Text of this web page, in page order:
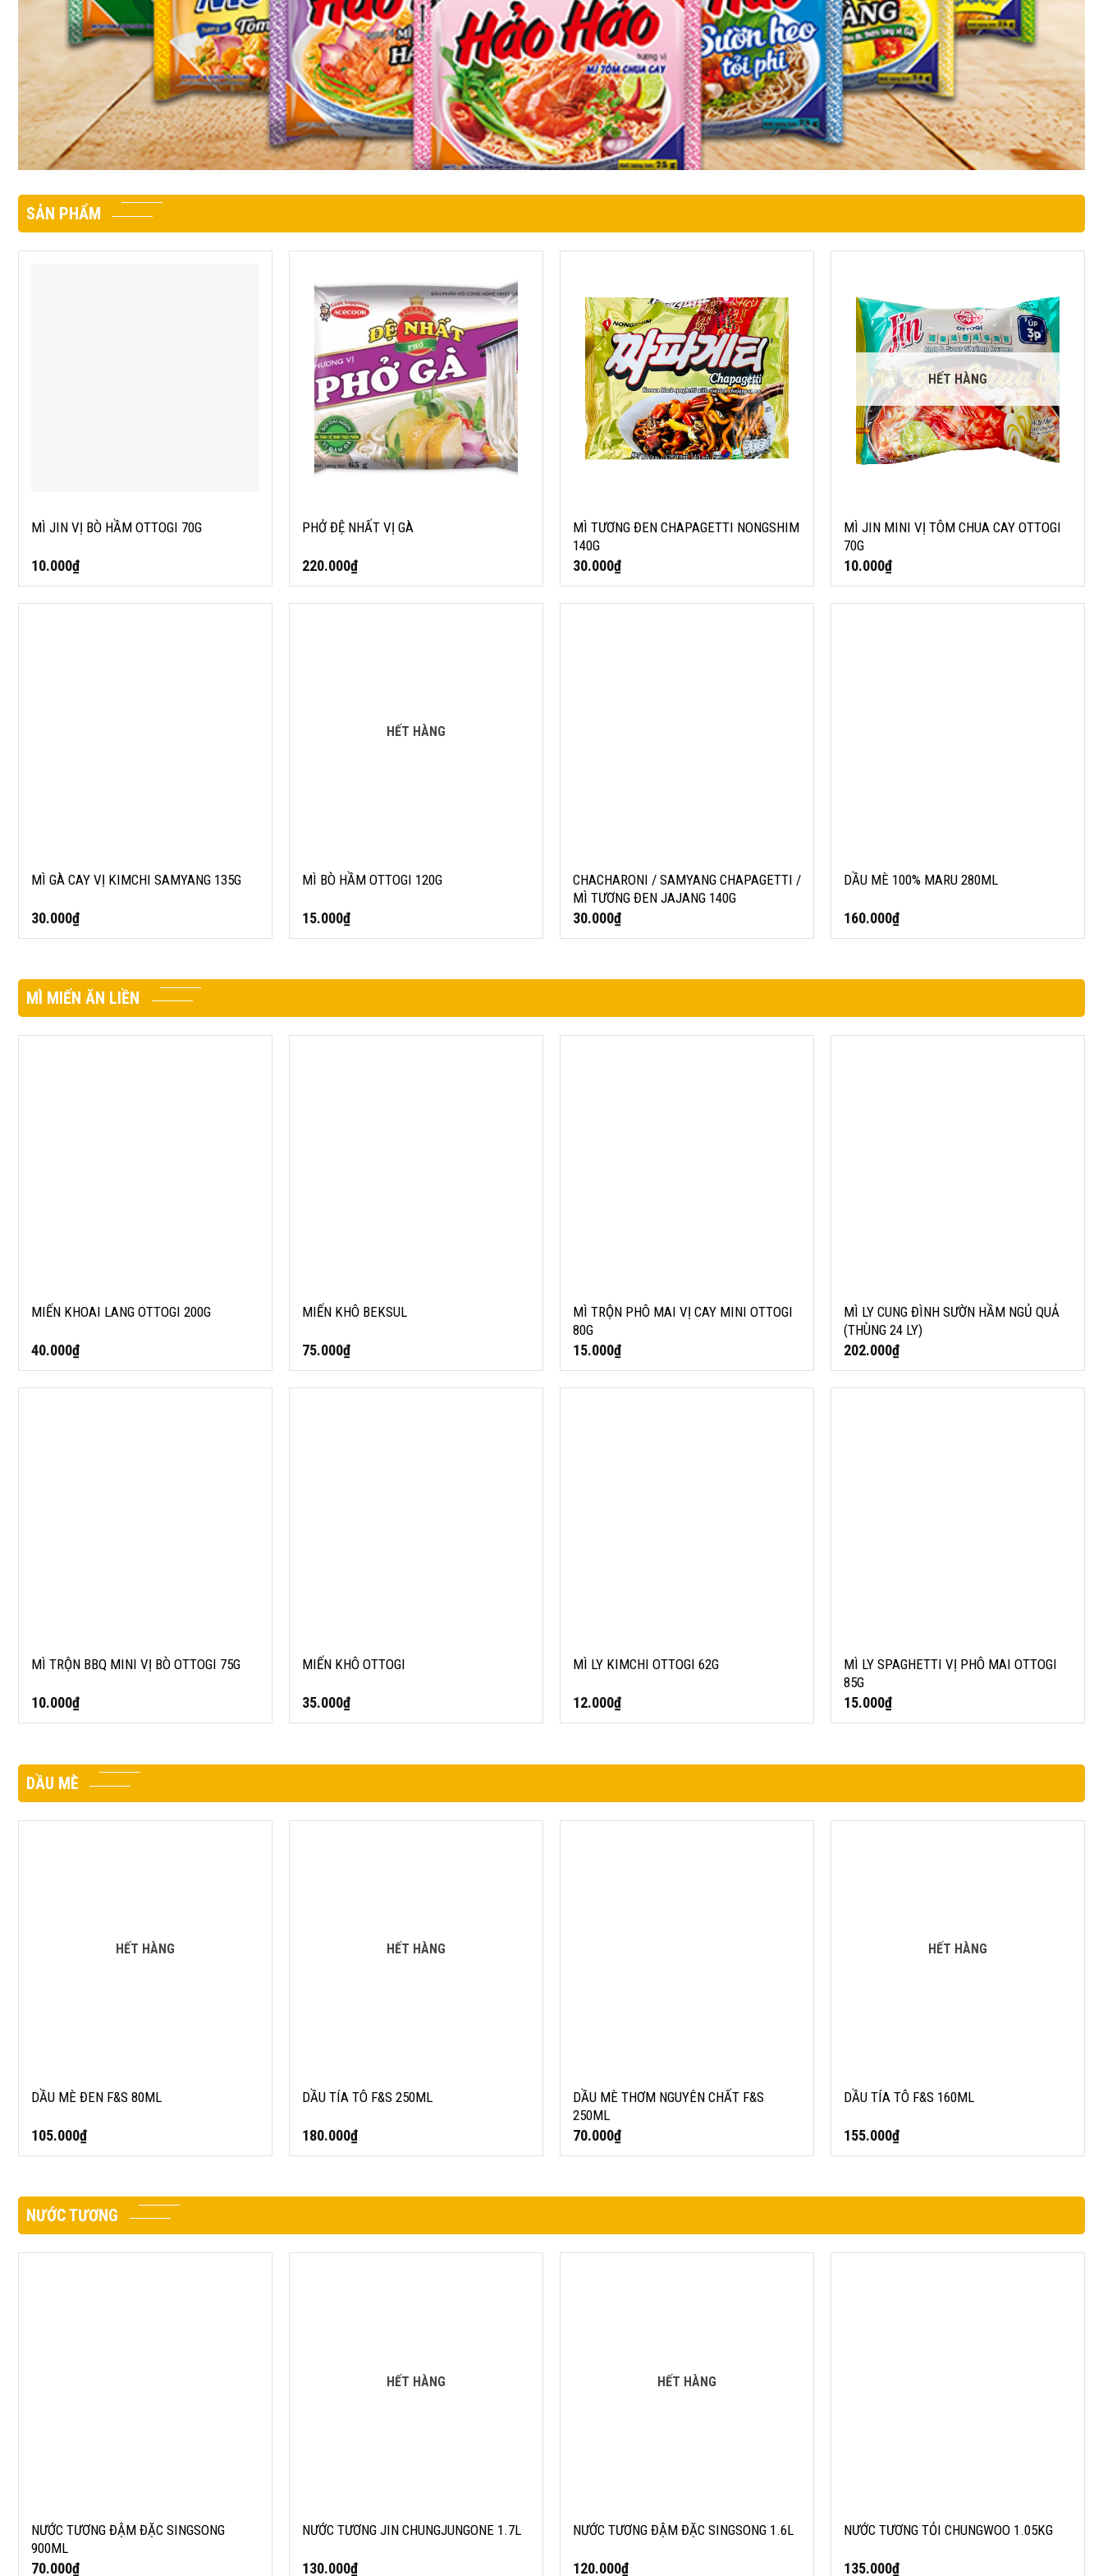
SẢN PHẨM
MÌ JIN VỊ BÒ HẦM OTTOGI 70G
10.000₫
PHỞ ĐỆ NHẤT VỊ GÀ
220.000₫
MÌ TƯƠNG ĐEN CHAPAGETTI NONGSHIM
140G
30.000₫
HẾT HÀNG
MÌ JIN MINI VỊ TÔM CHUA CAY OTTOGI
70G
10.000₫
MÌ GÀ CAY VỊ KIMCHI SAMYANG 135G
30.000₫
HẾT HÀNG
MÌ BÒ HẦM OTTOGI 120G
15.000₫
CHACHARONI / SAMYANG CHAPAGETTI /
MÌ TƯƠNG ĐEN JAJANG 140G
30.000₫
DẦU MÈ 100% MARU 280ML
160.000₫
MÌ MIẾN ĂN LIỀN
MIẾN KHOAI LANG OTTOGI 200G
40.000₫
MIẾN KHÔ BEKSUL
75.000₫
MÌ TRỘN PHÔ MAI VỊ CAY MINI OTTOGI
80G
15.000₫
MÌ LY CUNG ĐÌNH SƯỜN HẦM NGỦ QUẢ
(THÙNG 24 LY)
202.000₫
MÌ TRỘN BBQ MINI VỊ BÒ OTTOGI 75G
10.000₫
MIẾN KHÔ OTTOGI
35.000₫
MÌ LY KIMCHI OTTOGI 62G
12.000₫
MÌ LY SPAGHETTI VỊ PHÔ MAI OTTOGI
85G
15.000₫
DẦU MÈ
HẾT HÀNG
DẦU MÈ ĐEN F&S 80ML
105.000₫
HẾT HÀNG
DẦU TÍA TÔ F&S 250ML
180.000₫
DẦU MÈ THƠM NGUYÊN CHẤT F&S
250ML
70.000₫
HẾT HÀNG
DẦU TÍA TÔ F&S 160ML
155.000₫
NƯỚC TƯƠNG
NƯỚC TƯƠNG ĐẬM ĐẶC SINGSONG
900ML
70.000₫
HẾT HÀNG
NƯỚC TƯƠNG JIN CHUNGJUNGONE 1.7L
130.000₫
HẾT HÀNG
NƯỚC TƯƠNG ĐẬM ĐẶC SINGSONG 1.6L
120.000₫
NƯỚC TƯƠNG TỎI CHUNGWOO 1.05KG
135.000₫